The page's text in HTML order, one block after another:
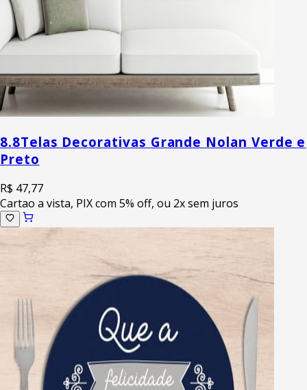
8.8Telas Decorativas Grande Nolan Verde e
Preto
R$ 47,77
Cartao a vista, PIX com 5% off, ou 2x sem juros